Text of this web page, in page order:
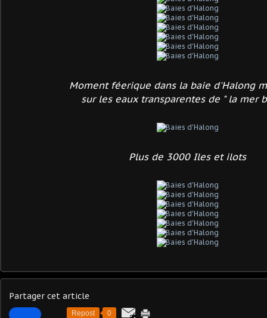
Moment féerique dans la baie d'Halong
sur les eaux transparentes de " la mer
Plus de 3000 Iles et ilots
Partager cet article
Repost 0